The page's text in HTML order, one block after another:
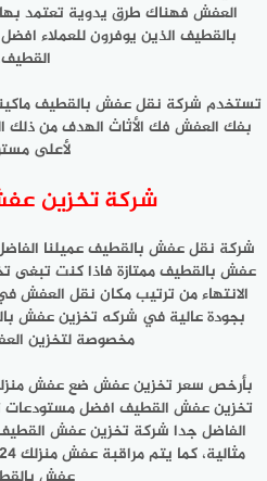
العفش فهناك طرق يدوية تعتمد
بالقطيف الذين يوفرون للعملاء
تستخدم شركة نقل عفش بالقطيف
بفك العفش فك الأثاث الهدف من ذلك
لأعلى
شركة تخزين
شركة نقل عفش بالقطيف عميلنا
عفش بالقطيف ممتازة فاذا كنت تبغى
الانتهاء من ترتيب مكان نقل العفش
بجودة عالية في شركه تخزين عفش
مخصوصة لتخزين
بأرخص سعر تخزين عفش ضع عفش
تخزين عفش القطيف افضل مستودعات
الفاضل جدا شركة تخزين عفش